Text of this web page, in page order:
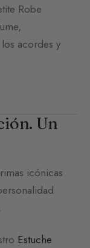
Robe
acordes y
Un
icónicas
Estuche